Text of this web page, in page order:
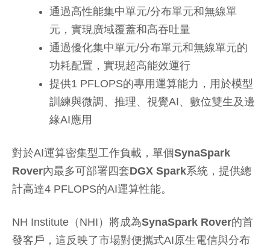
通過高性能集中單元/分布單元和無線單
元，實現廣域覆蓋和高吞吐量
通過優化集中單元/分布單元和無線單元的
功耗配置，實現超高能效運行
提供1 PFLOPS的專用運算能力，用於模型
訓練與微調、推理、視覺AI、數位雙生及邊
緣AI應用
對於AI運算密集型工作負載，單個SynaSpark
Rover內最多可部署四套DGX Spark系統，提供總
計高達4 PFLOPS的AI運算性能。
NH Institute（NHI）將成為SynaSpark Rover的首
發客戶，這反映了市場對便攜式AI原生電信與分布